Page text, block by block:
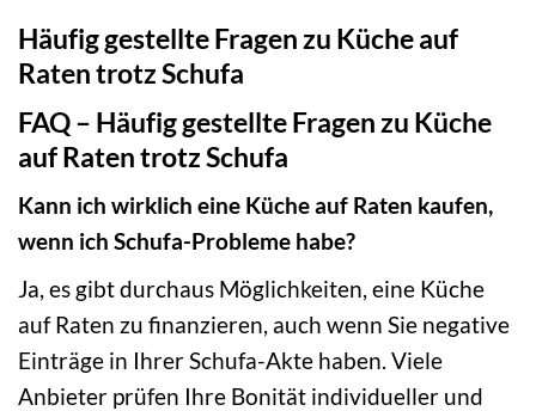
Häufig gestellte Fragen zu Küche auf
Raten trotz Schufa
FAQ – Häufig gestellte Fragen zu Küche
auf Raten trotz Schufa
Kann ich wirklich eine Küche auf Raten kaufen,
wenn ich Schufa-Probleme habe?
Ja, es gibt durchaus Möglichkeiten, eine Küche
auf Raten zu finanzieren, auch wenn Sie negative
Einträge in Ihrer Schufa-Akte haben. Viele
Anbieter prüfen Ihre Bonität individueller und